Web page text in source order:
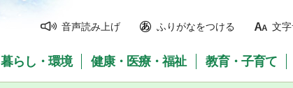
音声読み上げ ふりがなをつける 文
暮らし・環境 健康・医療・福祉 教育・子育て